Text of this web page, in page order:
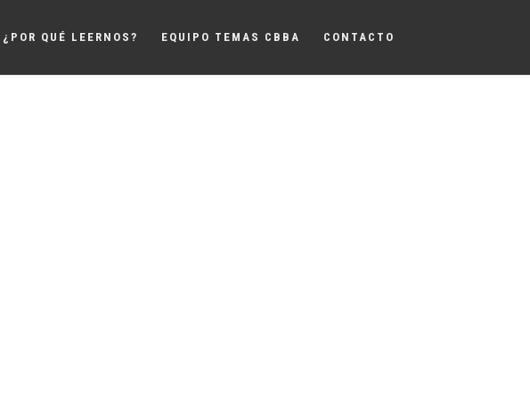
¿POR QUÉ LEERNOS? EQUIPO TEMAS CBBA CONTACTO